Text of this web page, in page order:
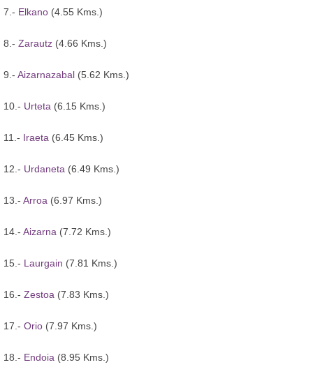
7.- Elkano (4.55 Kms.)
8.- Zarautz (4.66 Kms.)
9.- Aizarnazabal (5.62 Kms.)
10.- Urteta (6.15 Kms.)
11.- Iraeta (6.45 Kms.)
12.- Urdaneta (6.49 Kms.)
13.- Arroa (6.97 Kms.)
14.- Aizarna (7.72 Kms.)
15.- Laurgain (7.81 Kms.)
16.- Zestoa (7.83 Kms.)
17.- Orio (7.97 Kms.)
18.- Endoia (8.95 Kms.)